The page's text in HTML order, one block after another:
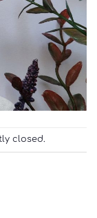
closed.